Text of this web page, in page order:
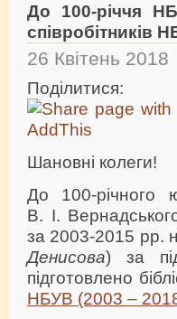
До 100-річчя
співробітників
26 Квітень 2018
Поділитися:
Шановні колеги!
До 100-річного
В. І.
за 2003-2015 рр.
Денисова) за
підготовлено
НБУВ (2003 –